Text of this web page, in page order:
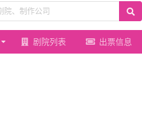
剧院列表 出票信息